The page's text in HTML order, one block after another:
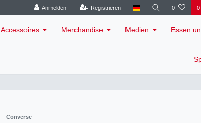
Anmelden Registrieren 0 0
Accessoires Merchandise Medien Essen
Converse